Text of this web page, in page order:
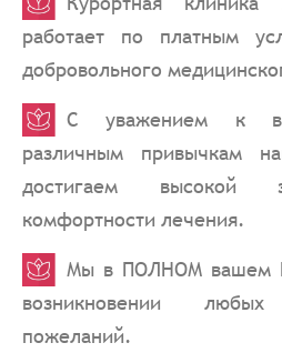
работает по платным
добровольного
С уважением к
различным привычкам
достигаем высокой
комфортности лечения.
Мы в ПОЛНОМ вашем
возникновении
пожеланий.